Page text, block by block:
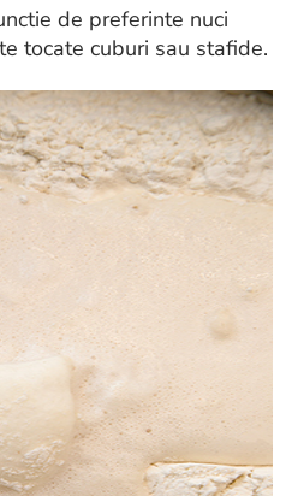
de preferinte nuci
tocate cuburi sau stafide.